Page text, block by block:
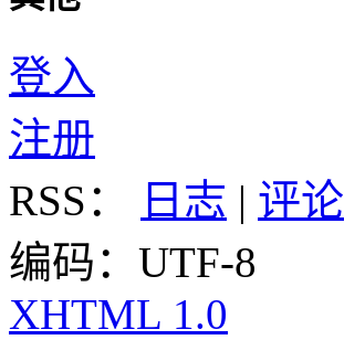
登入
注册
RSS：
日志 | 评论
编码：UTF-8
XHTML 1.0